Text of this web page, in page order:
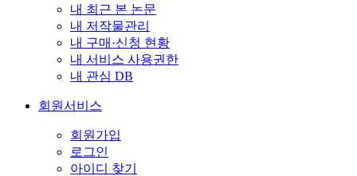
내 최근 본 논문
내 저작물관리
내 구매·신청 현황
내 서비스 사용권한
내 관심 DB
회원서비스
회원가입
로그인
아이디 찾기